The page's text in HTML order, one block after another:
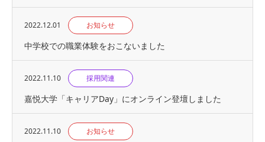
2022.12.01 お知らせ
中学校での職業体験をおこないました
2022.11.10 採用関連
嘉悦大学「キャリアDay」にオンライン登壇しました
2022.11.10 お知らせ